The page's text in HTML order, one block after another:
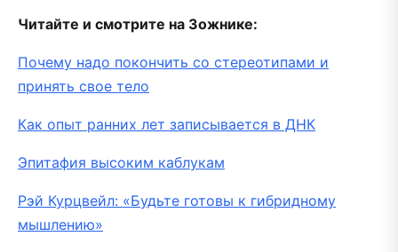
Читайте и смотрите на Зожнике:
Почему надо покончить со стереотипами и
принять свое тело
Как опыт ранних лет записывается в ДНК
Эпитафия высоким каблукам
Рэй Курцвейл: «Будьте готовы к гибридному
мышлению»